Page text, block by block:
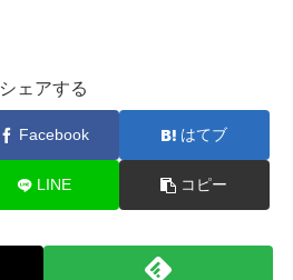
シェアする
Facebook はてブ
LINE コピー